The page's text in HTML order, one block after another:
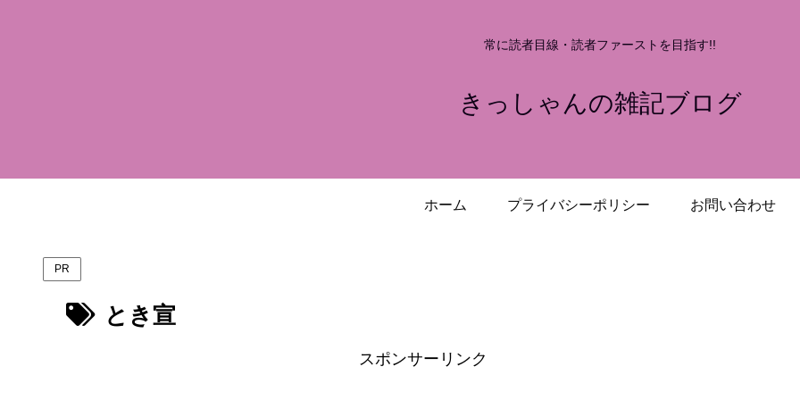
常に読者目線・読者ファーストを目指す!!
きっしゃんの雑記ブログ
ホーム プライバシーポリシー お問い合わせ
PR
とき宣
スポンサーリンク